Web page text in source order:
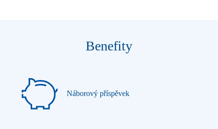
Benefity
Náborový příspěvek